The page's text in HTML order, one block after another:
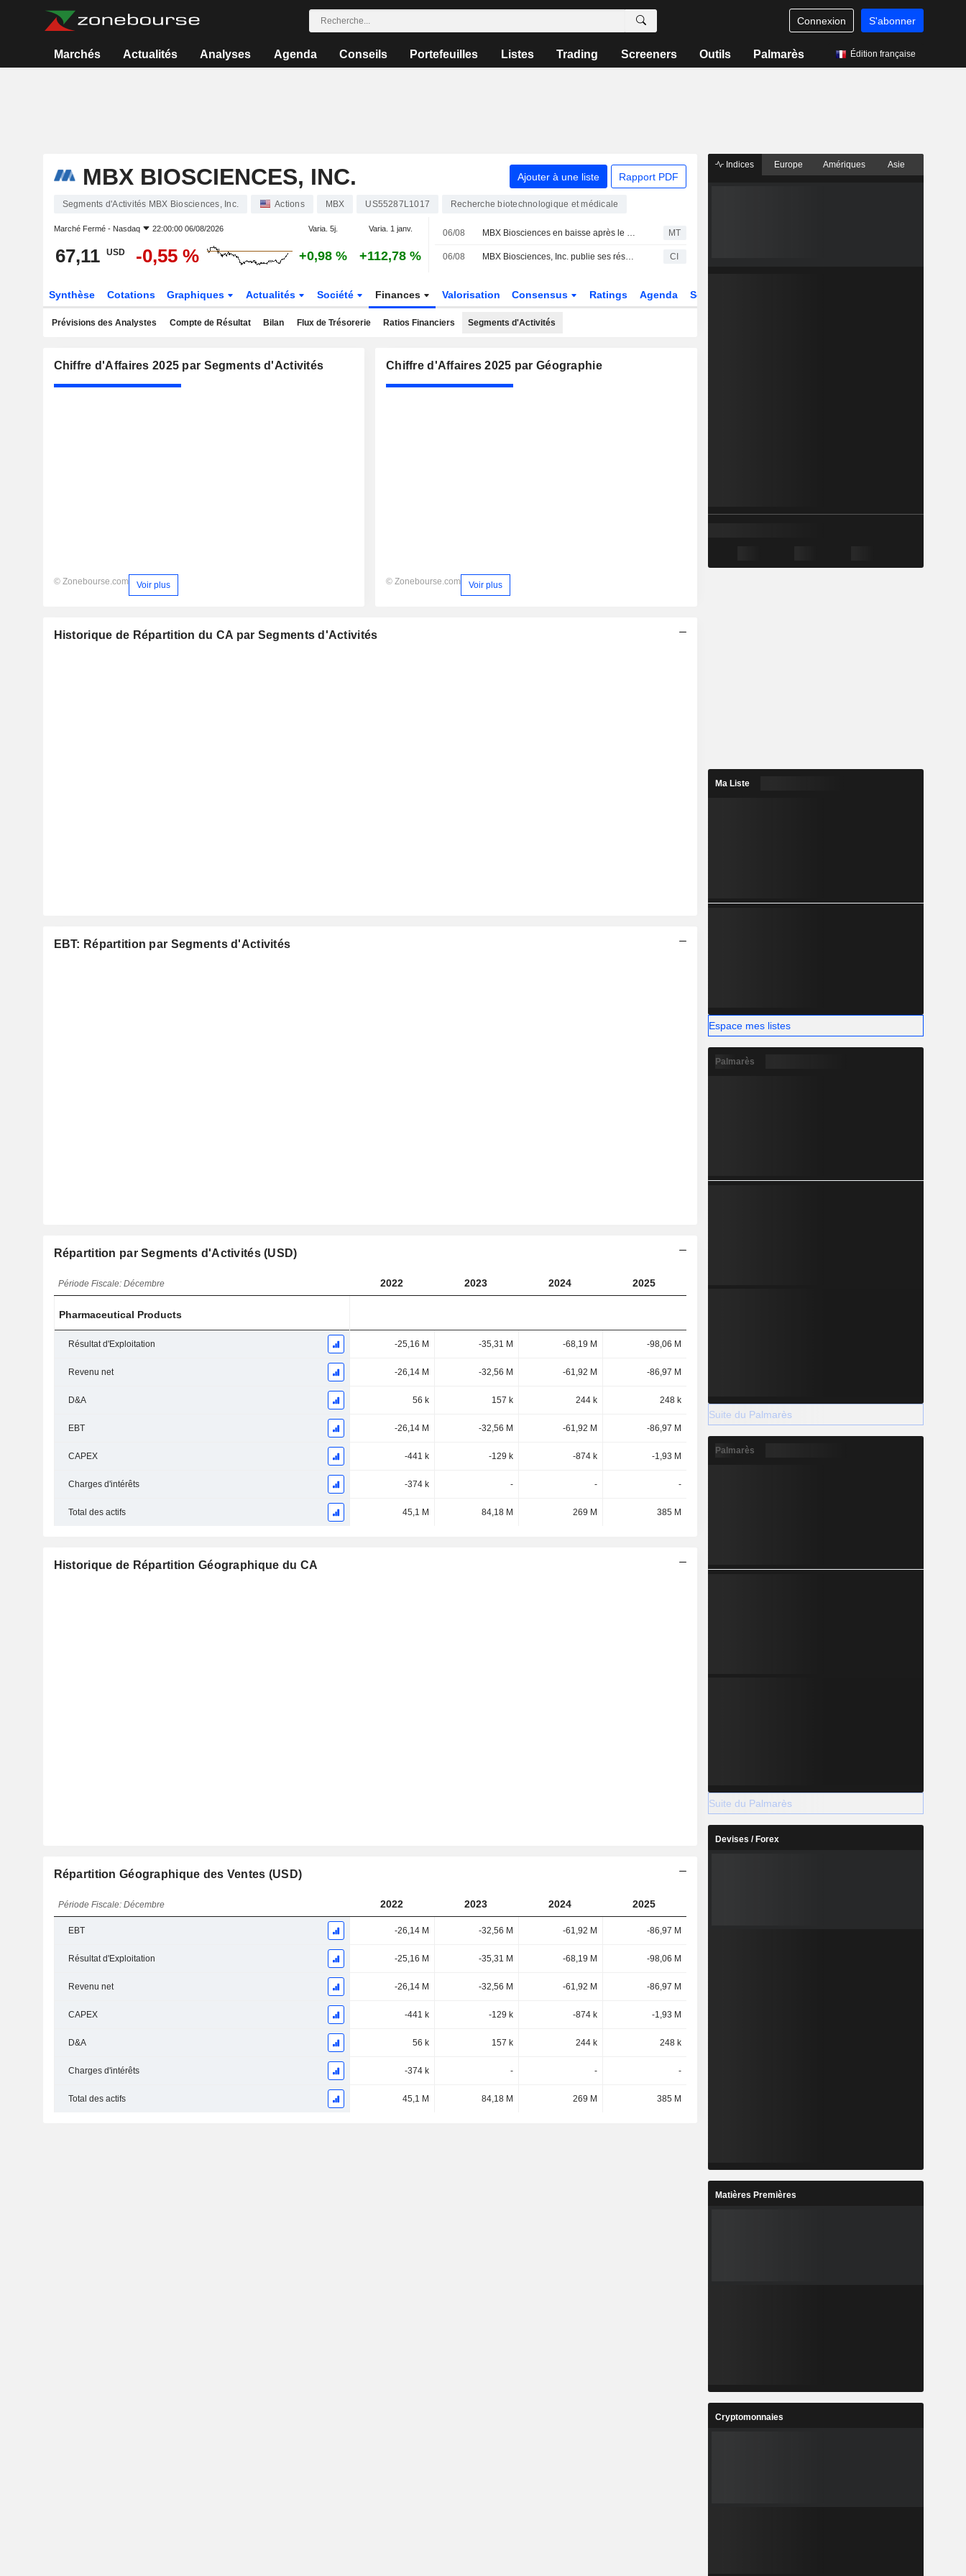
Connexion S'abonner
Marchés Actualités Analyses Agenda Conseils Portefeuilles Listes Trading Screeners Outils Palmarès Édition française
MBX BIOSCIENCES, INC. Ajouter à une liste Rapport PDF
Segments d'Activités MBX Biosciences, Inc. Actions MBX US55287L1017 Recherche biotechnologique et médicale
Marché Fermé - Nasdaq 22:00:00 06/08/2026 Varia. 5j. Varia. 1 janv.
67,11 USD -0,55 % +0,98 % +112,78 %
06/08 MBX Biosciences en baisse après le creusement de sa perte au deuxième trimestre MT
06/08 MBX Biosciences, Inc. publie ses résultats pour le deuxième trimestre et le premier semestre clos le 30 juin 2026 CI
Synthèse Cotations Graphiques Actualités Société Finances Valorisation Consensus Ratings Agenda Secteur
Prévisions des Analystes Compte de Résultat Bilan Flux de Trésorerie Ratios Financiers Segments d'Activités
Chiffre d'Affaires 2025 par Segments d'Activités
© Zonebourse.com Voir plus
Chiffre d'Affaires 2025 par Géographie
© Zonebourse.com Voir plus
Historique de Répartition du CA par Segments d'Activités
EBT: Répartition par Segments d'Activités
Répartition par Segments d'Activités (USD)
Période Fiscale: Décembre 2022 2023 2024 2025
Pharmaceutical Products
Résultat d'Exploitation -25,16 M -35,31 M -68,19 M -98,06 M
Revenu net -26,14 M -32,56 M -61,92 M -86,97 M
D&A 56 k 157 k 244 k 248 k
EBT -26,14 M -32,56 M -61,92 M -86,97 M
CAPEX -441 k -129 k -874 k -1,93 M
Charges d'intérêts -374 k - - -
Total des actifs 45,1 M 84,18 M 269 M 385 M
Historique de Répartition Géographique du CA
Répartition Géographique des Ventes (USD)
Période Fiscale: Décembre 2022 2023 2024 2025
EBT -26,14 M -32,56 M -61,92 M -86,97 M
Résultat d'Exploitation -25,16 M -35,31 M -68,19 M -98,06 M
Revenu net -26,14 M -32,56 M -61,92 M -86,97 M
CAPEX -441 k -129 k -874 k -1,93 M
D&A 56 k 157 k 244 k 248 k
Charges d'intérêts -374 k - - -
Total des actifs 45,1 M 84,18 M 269 M 385 M
Indices Europe Amériques Asie
Ma Liste
Espace mes listes
Palmarès
Suite du Palmarès
Palmarès
Suite du Palmarès
Devises / Forex
Matières Premières
Cryptomonnaies